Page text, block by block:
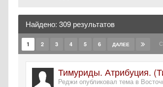
Найдено: 309 результатов
1 2 3 4 5 6 ДАЛЕЕ
Тимуриды. Атрибуция.
Реджи опубликовал тема в